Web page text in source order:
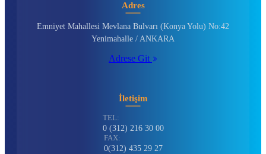
Adres
Emniyet Mahallesi Mevlana Bulvarı (Konya Yolu) No:42
Yenimahalle / ANKARA
Adrese Git
İletişim
TEL:
0 (312) 216 30 00
FAX:
0(312) 435 29 27